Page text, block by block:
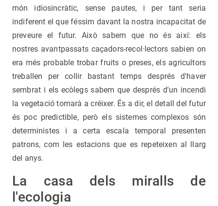
món idiosincràtic, sense pautes, i per tant seria
indiferent el que féssim davant la nostra incapacitat de
preveure el futur. Això sabem que no és així: els
nostres avantpassats caçadors-recol·lectors sabien on
era més probable trobar fruits o preses, els agricultors
treballen per collir bastant temps després d'haver
sembrat i els ecòlegs sabem que després d'un incendi
la vegetació tornarà a créixer. És a dir, el detall del futur
és poc predictible, però els sistemes complexos són
deterministes i a certa escala temporal presenten
patrons, com les estacions que es repeteixen al llarg
del anys.
La casa dels miralls de
l'ecologia